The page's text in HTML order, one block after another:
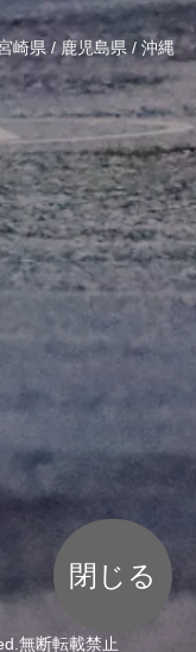
崎県 /鹿児島県 / 沖縄
無断転載禁止
閉じる